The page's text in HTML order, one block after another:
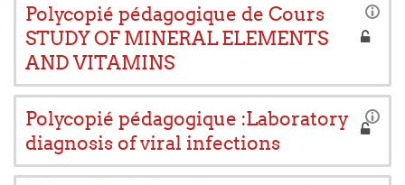
Polycopié pédagogique de Cours
STUDY OF MINERAL ELEMENTS
AND VITAMINS
Polycopié pédagogique :Laboratory
diagnosis of viral infections